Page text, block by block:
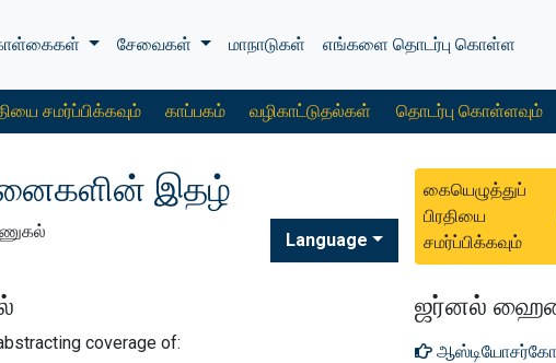
சேவைகள் மாநாடுகள் எங்களை தொடர்பு கொள்ள
சமர்ப்பிக்கவும் காப்பகம் வழிகாட்டுதல்கள் தொடர்பு கொள்ளவும்
இதழ்
Language
கையெழுத்துப்
பிரதியை
சமர்ப்பிக்கவும்
coverage of:
ஜர்னல்